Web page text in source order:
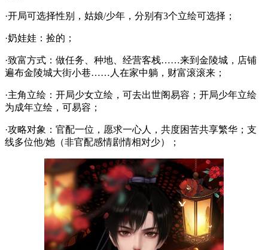
·开局可选择性别，姑娘/少年，分别有3个立绘可选择；
·奶娃娃：捡的；
·致富方式：做任务、种地、经营客栈……来到金陵城，店铺
遍布金陵城大街小巷……人在家中躺，财富滚滚来；
·主角立绘：开局少女立绘，可去出世阁易容；开局少年立绘
为成年立绘，可易容；
·攻略对象：官配一位，愿求一心人，共度困苦共享繁华；支
线多位他/她（非官配感情剧情相对少）；